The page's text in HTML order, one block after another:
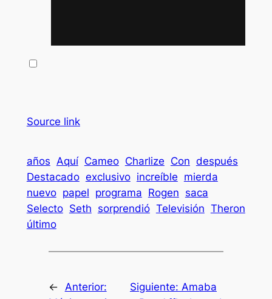
Source link
años Aquí Cameo Charlize Con después
Destacado exclusivo increíble mierda
nuevo papel programa Rogen saca
Selecto Seth sorprendió Televisión Theron
último
← Anterior:
Siguiente: Amaba